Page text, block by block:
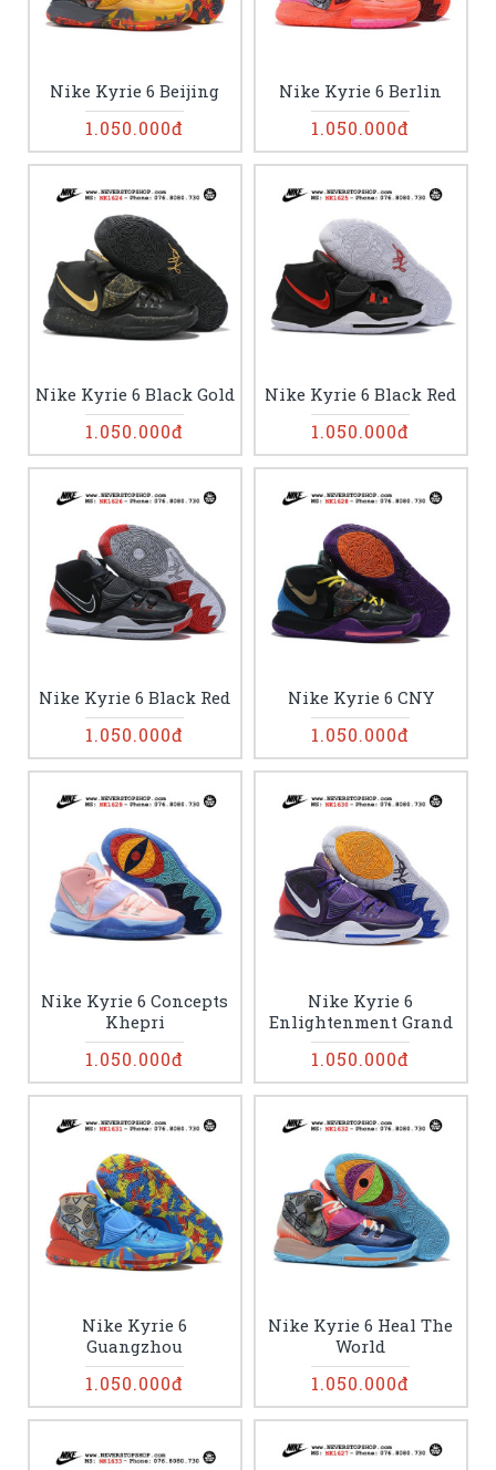
Nike Kyrie 6 Beijing
1.050.000đ
Nike Kyrie 6 Berlin
1.050.000đ
Nike Kyrie 6 Black Gold
1.050.000đ
Nike Kyrie 6 Black Red
1.050.000đ
Nike Kyrie 6 Black Red
1.050.000đ
Nike Kyrie 6 CNY
1.050.000đ
Nike Kyrie 6 Concepts
Khepri
1.050.000đ
Nike Kyrie 6
Enlightenment Grand
1.050.000đ
Nike Kyrie 6
Guangzhou
1.050.000đ
Nike Kyrie 6 Heal The
World
1.050.000đ